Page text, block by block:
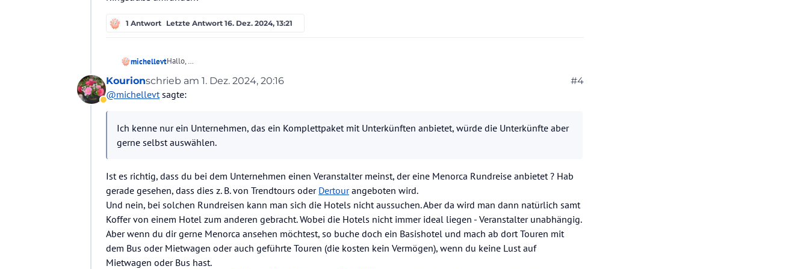
1 Antwort Letzte Antwort 16. Dez. 2024, 13:21
michellevtHallo,
Koffer von einer Unterkunft zur nächsten bringt.
Kennt jemand ein Unternehmen oder jemanden, der so etwas macht?
Ich habe außerdem an ein anderes Unternehmen geschrieben, aber keine Antwort erhalten.
Vielen Dank für jegliche Hilfe!
Abwesend
Kourionschrieb am 1. Dez. 2024, 20:16
zuletzt editiert von Kourion12. Jan. 2024, 21:20 #4
@michellevt sagte:
Ich kenne nur ein Unternehmen, das ein Komplettpaket mit Unterkünften anbietet, würde die Unterkünfte aber
gerne selbst auswählen.
Ist es richtig, dass du bei dem Unternehmen einen Veranstalter meinst, der eine Menorca Rundreise anbietet ? Hab
gerade gesehen, dass dies z. B. von Trendtours oder Dertourangeboten wird.
Und nein, bei solchen Rundreisen kann man sich die Hotels nicht aussuchen. Aber da wird man dann natürlich samt
Koffer von einem Hotel zum anderen gebracht. Wobei die Hotels nicht immer ideal liegen - Veranstalter unabhängig.
Aber wenn du dir gerne Menorca ansehen möchtest, so buche doch ein Basishotel und mach ab dort Touren mit
dem Bus oder Mietwagen oder auch geführte Touren (die kosten kein Vermögen), wenn du keine Lust auf
Mietwagen oder Bus hast.